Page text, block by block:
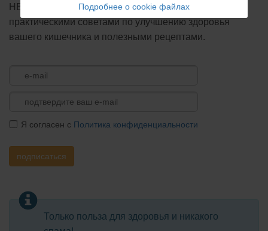
HBCenter и получите бесплатную методичку с
практическими советами по улучшению здоровья
вашего кишечника и полезными рецептами.
Я согласен с Политика конфиденциальности
подписаться
Только польза для здоровья и никакого
Подробнее о cookie файлах